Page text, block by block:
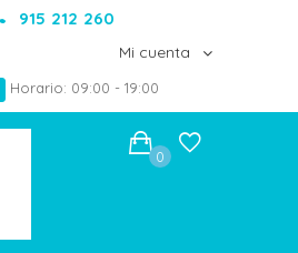
915 212 260
Mi cuenta
Horario: 09:00 - 19:00
0